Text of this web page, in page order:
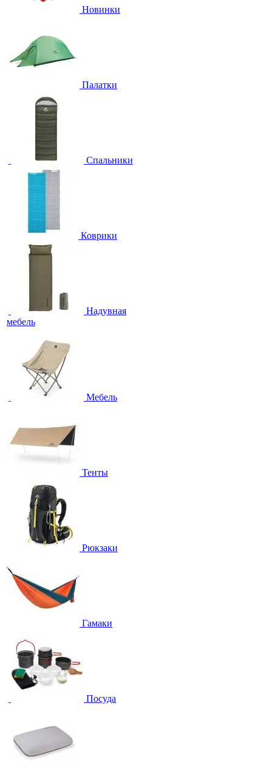
Новинки
Палатки
Спальники
Коврики
Надувная
мебель
Мебель
Тенты
Рюкзаки
Гамаки
Посуда